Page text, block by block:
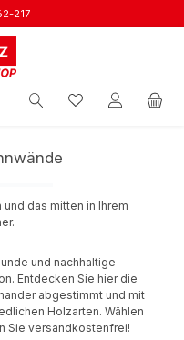
217
das mitten in Ihrem
und nachhaltige
Entdecken Sie hier die
abgestimmt und mit
Holzarten. Wählen
Sie versandkostenfrei!